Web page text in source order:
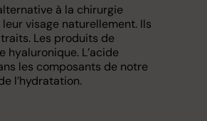
à la chirurgie
visage naturellement. Ils
Les produits de
L’acide
les composants de notre
l’hydratation.